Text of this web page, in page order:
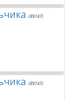
(89147)
(89147)